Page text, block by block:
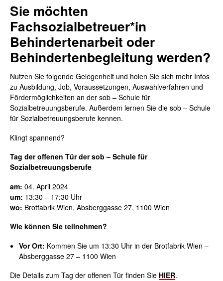
Sie möchten
Fachsozialbetreuer*in
Behindertenarbeit oder
Behindertenbegleitung werden?
Nutzen Sie folgende Gelegenheit und holen Sie sich mehr Infos
zu Ausbildung, Job, Voraussetzungen, Auswahlverfahren und
Fördermöglichkeiten an der sob – Schule für
Sozialbetreuungsberufe. Außerdem lernen Sie die sob – Schule
für Sozialbetreuungsberufe kennen.
Klingt spannend?
Tag der offenen Tür der sob – Schule für
Sozialbetreuungsberufe
am: 04. April 2024
um: 13:30 – 17:30 Uhr
wo: Brotfabrik Wien, Absberggasse 27, 1100 Wien
Wie können Sie teilnehmen?
Vor Ort: Kommen Sie um 13:30 Uhr in der Brotfabrik Wien –
Absberggasse 27 – 1100 Wien
Die Details zum Tag der offenen Tür finden Sie HIER.